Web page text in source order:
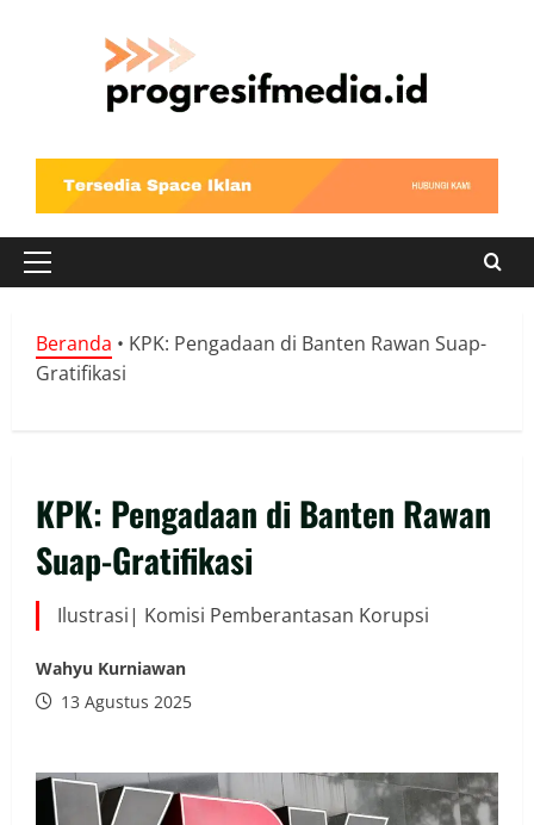
Primary
Beranda • KPK: Pengadaan di Banten Rawan Suap-
Gratifikasi
KPK: Pengadaan di Banten Rawan
Suap-Gratifikasi
Ilustrasi| Komisi Pemberantasan Korupsi
Wahyu Kurniawan
13 Agustus 2025